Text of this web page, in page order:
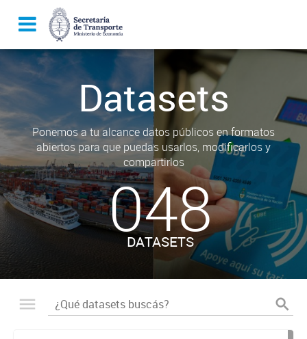
Datasets
Ponemos a tu alcance datos públicos en formatos
abiertos para que puedas usarlos, modificarlos y
compartirlos
048
DATASETS